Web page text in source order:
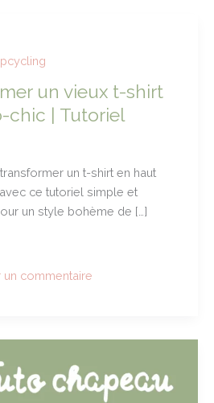
un vieux t-shirt
chic | Tutoriel
un t-shirt en haut
ce tutoriel simple et
un style bohème de […]
un commentaire